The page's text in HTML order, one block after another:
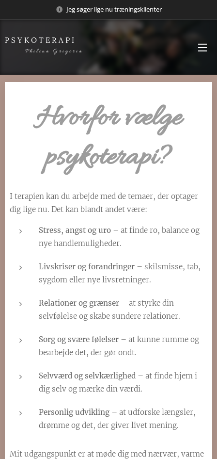
Jeg søger lige nu træningsklienter
P S Y K O T E R A P I
P h i l i n a G r i g o r i a
Hvorfor vælge
psykoterapi?
I terapien kan du arbejde med de temaer, der optager
dig lige nu. Det kan blandt andet være:
Stress, angst og uro – at finde ro, balance og
nye handlemuligheder.
Livskriser og forandringer – skilsmisse, tab,
sygdom eller nye livsretninger.
Relationer og grænser – at styrke din
selvfølelse og skabe sundere relationer.
Sorg og svære følelser – at kunne rumme og
bearbejde det, der gør ondt.
Selvværd og selvkærlighed – at finde hjem i
dig selv og mærke din værdi.
Personlig udvikling – at udforske længsler,
drømme og det, der giver livet mening.
Mit udgangspunkt er at møde dig med nærvær, varme